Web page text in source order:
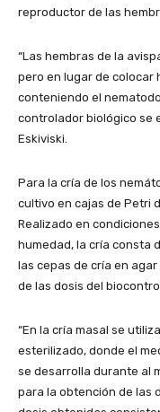
reproductor de las
“Las hembras de la
pero en lugar de colocar
conteniendo el
controlador biológico se
Eskiviski.
Para la cría de los
cultivo en cajas de Petri
Realizado en
humedad, la cría consta
las cepas de cría en
de las dosis del
“En la cría masal se
esterilizado, donde el
se desarrolla durante al
para la obtención de las